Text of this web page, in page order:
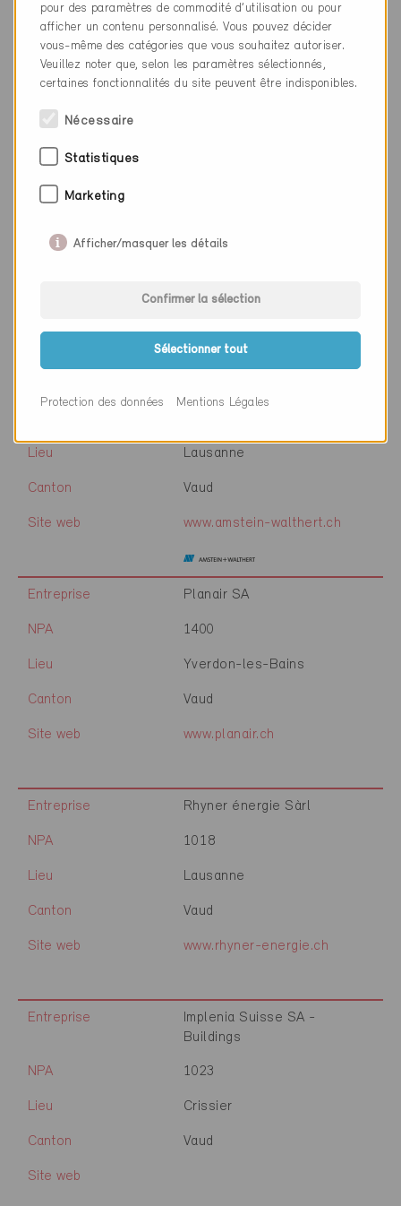
Lieu Nyon
Canton Vaud
Site web www.warchitectes.ch
Entreprise
NPA
www.h2-engineering.ch
Entreprise
Amstein + Walthert Lausanne
Lieu Lausanne
Canton Vaud
Site web www.amstein-walthert.ch
Entreprise Planair SA
NPA 1400
Lieu Yverdon-les-Bains
Canton Vaud
Site web www.planair.ch
Entreprise Rhyner énergie Sàrl
NPA 1018
Lieu Lausanne
Canton Vaud
Site web www.rhyner-energie.ch
Entreprise
Implenia Suisse SA -
Buildings
NPA 1023
Lieu Crissier
Canton Vaud
Site web
pour des paramètres de commodité d’utilisation ou pour
afficher un contenu personnalisé. Vous pouvez décider
vous-même des catégories que vous souhaitez autoriser.
Veuillez noter que, selon les paramètres sélectionnés,
certaines fonctionnalités du site peuvent être indisponibles.
Nécessaire
Statistiques
Marketing
Afficher/masquer les détails
Confirmer la sélection
Sélectionner tout
Protection des données Mentions Légales